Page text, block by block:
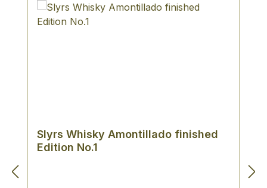
Slyrs Whisky Amontillado finished
Edition No.1